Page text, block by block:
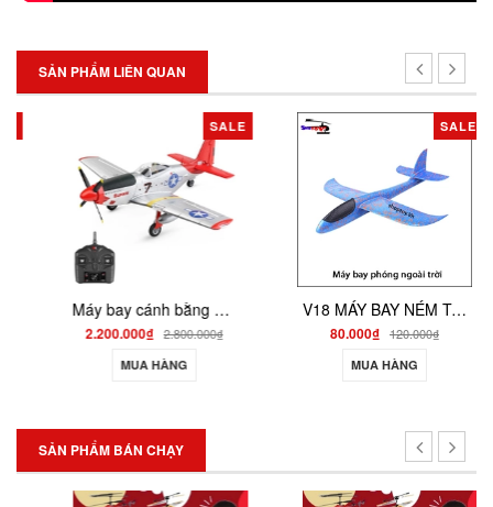
SẢN PHẨM LIÊN QUAN
SALE
Máy bay cánh bằng điều khiển từ xa airplane xk A2800 3D6G
2.200.000₫ 2.800.000₫
MUA HÀNG
SALE
V18 MÁY BAY NÉM TAY XỐP EPP CÁC MẪU TỔNG HỢP
80.000₫ 120.000₫
MUA HÀNG
SẢN PHẨM BÁN CHẠY